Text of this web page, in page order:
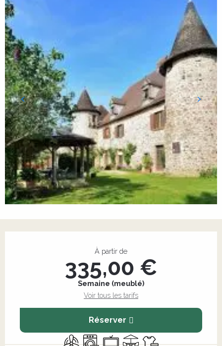
À partir de
335,00 €
Semaine (meublé)
Voir tous les tarifs
Réserver
Air conditionné
Lave linge
TélévisionTerrasseDraps et linge